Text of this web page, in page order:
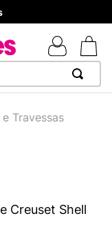
Travessas
Creuset Shell